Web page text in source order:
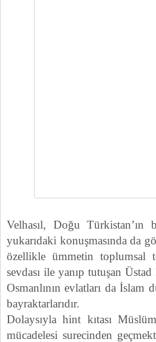
Velhasıl, Doğu
yukarıdaki konuşmasında da
özellikle ümmetin toplumsal
sevdası ile yanıp tutuşan
Osmanlının evlatları da
bayraktarlarıdır.
Dolaysıyla hint kıtası
mücadelesi surecinden